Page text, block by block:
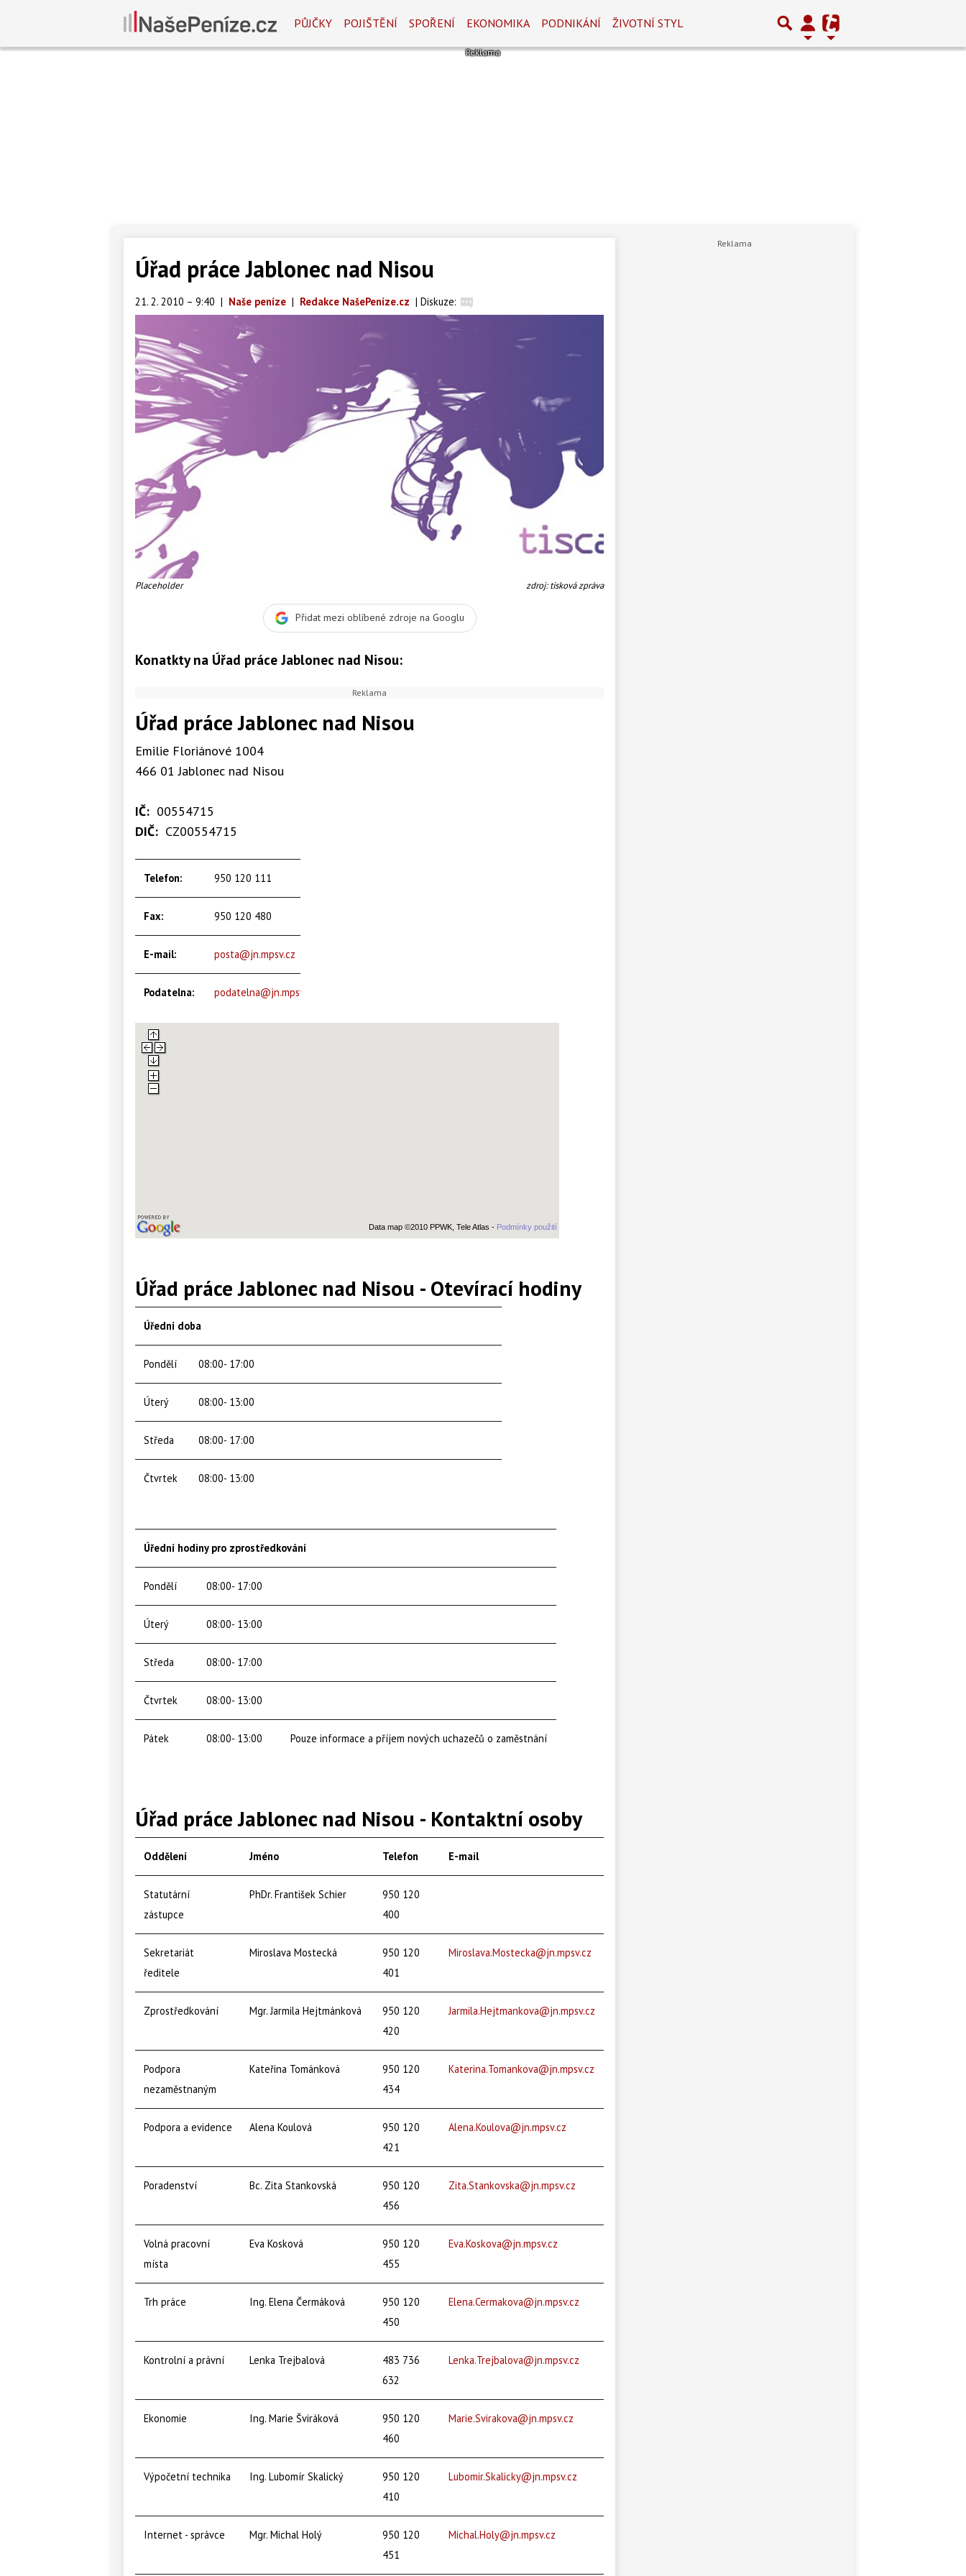
PŮJČKY POJIŠTĚNÍ SPOŘENÍ EKONOMIKA PODNIKÁNÍ ŽIVOTNÍ STYL
Úřad práce Jablonec nad Nisou
21. 2. 2010 – 9:40 | Naše peníze | Redakce NašePeníze.cz | Diskuze:
Placeholder zdroj: tisková zpráva
Přidat mezi oblíbené zdroje na Googlu
Konatkty na Úřad práce Jablonec nad Nisou:
Úřad práce Jablonec nad Nisou
Emilie Floriánové 1004
466 01 Jablonec nad Nisou
IČ: 00554715
DIČ: CZ00554715
Telefon: 950 120 111
Fax: 950 120 480
E-mail: posta@jn.mpsv.cz
Podatelna: podatelna@jn.mpsv.cz
Data map ©2010 PPWK, Tele Atlas - Podmínky použití
Úřad práce Jablonec nad Nisou - Otevírací hodiny
Úřední doba
Pondělí 08:00- 17:00
Úterý 08:00- 13:00
Středa 08:00- 17:00
Čtvrtek 08:00- 13:00
Úřední hodiny pro zprostředkování
Pondělí 08:00- 17:00
Úterý 08:00- 13:00
Středa 08:00- 17:00
Čtvrtek 08:00- 13:00
Pátek 08:00- 13:00 Pouze informace a příjem nových uchazečů o zaměstnání
Úřad práce Jablonec nad Nisou - Kontaktní osoby
Oddělení Jméno Telefon E-mail
Statutární
zástupce
PhDr. František Schier
950 120
400
Sekretariát
ředitele
Miroslava Mostecká
950 120
401
Miroslava.Mostecka@jn.mpsv.cz
Zprostředkování Mgr. Jarmila Hejtmánková
950 120
420
Jarmila.Hejtmankova@jn.mpsv.cz
Podpora
nezaměstnaným
Kateřina Tománková
950 120
434
Katerina.Tomankova@jn.mpsv.cz
Podpora a evidence Alena Koulová
950 120
421
Alena.Koulova@jn.mpsv.cz
Poradenství Bc. Zita Stankovská
950 120
456
Zita.Stankovska@jn.mpsv.cz
Volná pracovní
místa
Eva Kosková
950 120
455
Eva.Koskova@jn.mpsv.cz
Trh práce Ing. Elena Čermáková
950 120
450
Elena.Cermakova@jn.mpsv.cz
Kontrolní a právní Lenka Trejbalová
483 736
632
Lenka.Trejbalova@jn.mpsv.cz
Ekonomie Ing. Marie Šviráková
950 120
460
Marie.Svirakova@jn.mpsv.cz
Výpočetní technika Ing. Lubomír Skalický
950 120
410
Lubomir.Skalicky@jn.mpsv.cz
Internet - správce Mgr. Michal Holý
950 120
451
Michal.Holy@jn.mpsv.cz